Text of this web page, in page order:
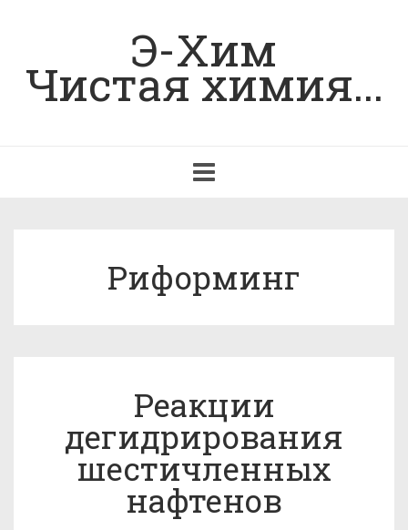
Э-Хим
Чистая химия...
navigation
Риформинг
Реакции
дегидрирования
шестичленных
нафтенов